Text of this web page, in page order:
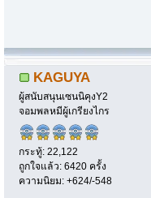
KAGUYA
ผู้สนับสนุนเซนนิคุงY2
จอมพลหมีผู้เกรียงไกร
กระทู้: 22,122
ถูกใจแล้ว: 6420 ครั้ง
ความนิยม: +624/-548